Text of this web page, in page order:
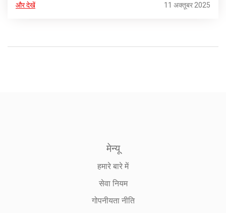
और देखें 11 अक्तूबर 2025
मेन्यू
हमारे बारे में
सेवा नियम
गोपनीयता नीति